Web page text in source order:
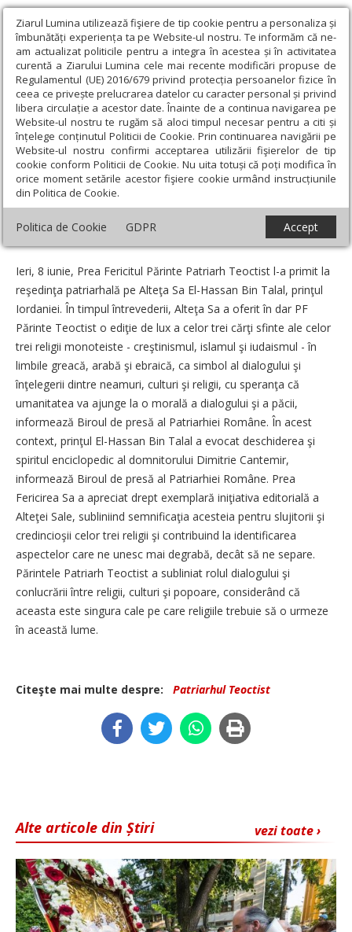
Ziarul Lumina utilizează fişiere de tip cookie pentru a personaliza și
îmbunătăți experiența ta pe Website-ul nostru. Te informăm că ne-
am actualizat politicile pentru a integra în acestea și în activitatea
curentă a Ziarului Lumina cele mai recente modificări propuse de
Regulamentul (UE) 2016/679 privind protecția persoanelor fizice în
ceea ce privește prelucrarea datelor cu caracter personal și privind
libera circulație a acestor date. Înainte de a continua navigarea pe
Website-ul nostru te rugăm să aloci timpul necesar pentru a citi și
înțelege conținutul Politicii de Cookie. Prin continuarea navigării pe
Website-ul nostru confirmi acceptarea utilizării fişierelor de tip
cookie conform Politicii de Cookie. Nu uita totuși că poți modifica în
orice moment setările acestor fişiere cookie urmând instrucțiunile
din Politica de Cookie.
Politica de Cookie GDPR Accept
Ziarul Lumina › Actualitate religioasă › Știri › PF Părinte Patriarh
Teoctist l-a primit pe prinţul Iordaniei
PF Părinte Patriarh Teoctist l-a primit pe
prinţul Iordaniei
Data: 09 Iunie 2007
Ieri, 8 iunie, Prea Fericitul Părinte Patriarh Teoctist l-a primit la
reşedinţa patriarhală pe Alteţa Sa El-Hassan Bin Talal, prinţul
Iordaniei. În timpul întrevederii, Alteţa Sa a oferit în dar PF
Părinte Teoctist o ediţie de lux a celor trei cărţi sfinte ale celor
trei religii monoteiste - creştinismul, islamul şi iudaismul - în
limbile greacă, arabă şi ebraică, ca simbol al dialogului şi
înţelegerii dintre neamuri, culturi şi religii, cu speranţa că
umanitatea va ajunge la o morală a dialogului şi a păcii,
informează Biroul de presă al Patriarhiei Române. În acest
context, prinţul El-Hassan Bin Talal a evocat deschiderea şi
spiritul enciclopedic al domnitorului Dimitrie Cantemir,
informează Biroul de presă al Patriarhiei Române. Prea
Fericirea Sa a apreciat drept exemplară iniţiativa editorială a
Alteţei Sale, subliniind semnificaţia acesteia pentru slujitorii şi
credincioşii celor trei religii şi contribuind la identificarea
aspectelor care ne unesc mai degrabă, decât să ne separe.
Părintele Patriarh Teoctist a subliniat rolul dialogului şi
conlucrării între religii, culturi şi popoare, considerând că
aceasta este singura cale pe care religiile trebuie să o urmeze
în această lume.
Citeşte mai multe despre: Patriarhul Teoctist
vezi toate ›
Alte articole din Știri